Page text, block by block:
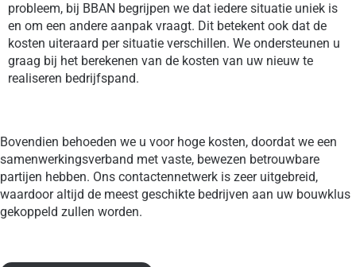
probleem, bij BBAN begrijpen we dat iedere situatie uniek is
en om een andere aanpak vraagt. Dit betekent ook dat de
kosten uiteraard per situatie verschillen. We ondersteunen u
graag bij het berekenen van de kosten van uw nieuw te
realiseren bedrijfspand.
Bovendien behoeden we u voor hoge kosten, doordat we een
samenwerkingsverband met vaste, bewezen betrouwbare
partijen hebben. Ons contactennetwerk is zeer uitgebreid,
waardoor altijd de meest geschikte bedrijven aan uw bouwklus
gekoppeld zullen worden.